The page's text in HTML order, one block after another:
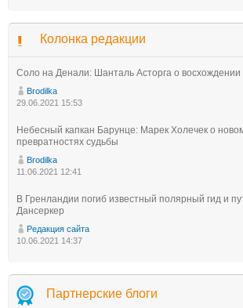
Колонка редакции
Соло на Денали: Шанталь Асторга о
Brodilka
29.06.2021 15:53
Небесный капкан Барунце: Марек Холечек о
превратностях судьбы
Brodilka
11.06.2021 12:41
В Гренландии погиб известный полярный гид и
Дансеркер
Редакция сайта
10.06.2021 14:37
Партнерские блоги